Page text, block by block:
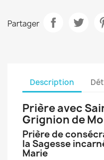
Partager
Description
Prière avec
Grignion de
Prière de
la Sagesse
Marie